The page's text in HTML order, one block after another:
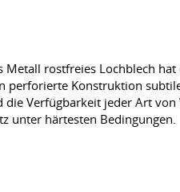
Metall rostfreies Lochblech
perforierte Konstruktion
die Verfügbarkeit jeder Art
unter härtesten Bedingungen.